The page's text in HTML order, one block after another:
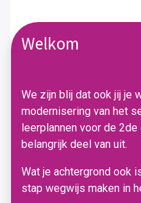
Welkom
We zijn blij dat ook jij je
modernisering van het
leerplannen voor de
belangrijk deel van uit.
Wat je achtergrond ook
stap wegwijs maken in